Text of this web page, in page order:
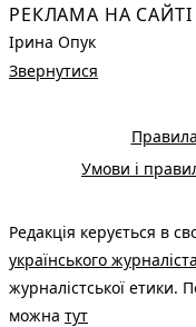
РЕКЛАМА НА САЙТІ
Ірина Опук
Звернутися
Умови і
Редакція керується в
українського
журналістської етики.
можна тут